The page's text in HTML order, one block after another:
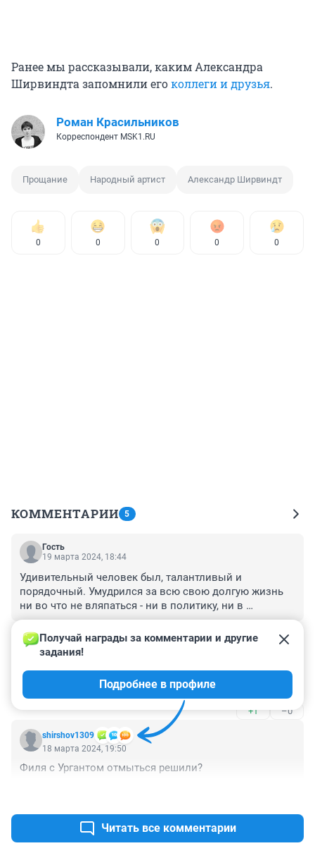
Ранее мы рассказывали, каким Александра
Ширвиндта запомнили егоколлеги и друзья.
Роман Красильников
Корреспондент MSK1.RU
Прощание Народный артист Александр Ширвиндт
0 0 0 0 0
КОММЕНТАРИИ 5
Гость
19 марта 2024, 18:44
Удивительный человек был, талантливый и
порядочный. Умудрился за всю свою долгую жизнь
ни во что не вляпаться - ни в политику, ни в
личностные разборки. И даже после смерти не дал
повода для разномастных помойных ток-шоу. Одна
жена, один сын и весьма скромное по меркам
–0
Гость
Бабаян - не жена, а вдова его друга.
+1 –0
shirshov1309
Получай награды за комментарии и другие
задания!
Подробнее в профиле
18 марта 2024, 19:50
Филя с Ургантом отмыться решили?
Читать все комментарии